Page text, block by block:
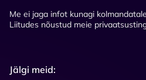
Me ei jaga infot kunagi
Liitudes nõustud meie
Jälgi meid: